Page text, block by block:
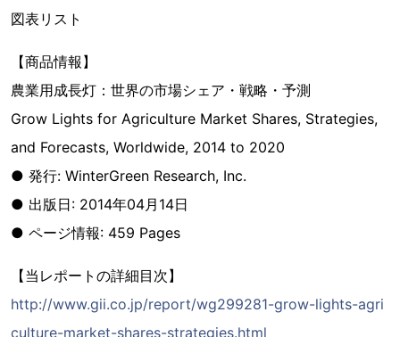
図表リスト
【商品情報】
農業用成長灯：世界の市場シェア・戦略・予測
Grow Lights for Agriculture Market Shares, Strategies,
and Forecasts, Worldwide, 2014 to 2020
● 発行: WinterGreen Research, Inc.
● 出版日: 2014年04月14日
● ページ情報: 459 Pages
【当レポートの詳細目次】
http://www.gii.co.jp/report/wg299281-grow-lights-agri
culture-market-shares-strategies.html